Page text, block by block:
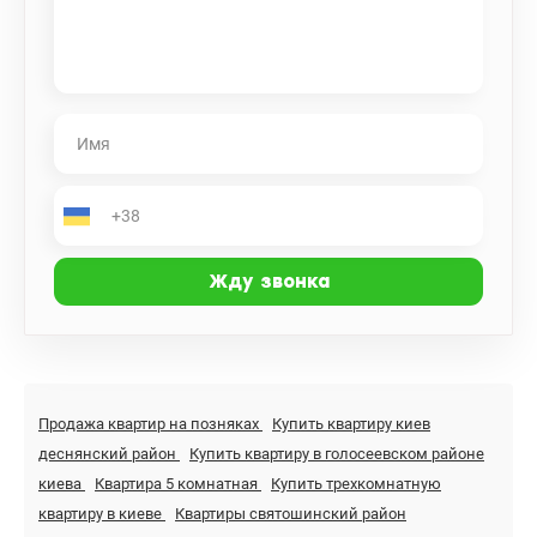
Продажа квартир на позняках
Купить квартиру киев
деснянский район
Купить квартиру в голосеевском районе
киева
Квартира 5 комнатная
Купить трехкомнатную
квартиру в киеве
Квартиры святошинский район